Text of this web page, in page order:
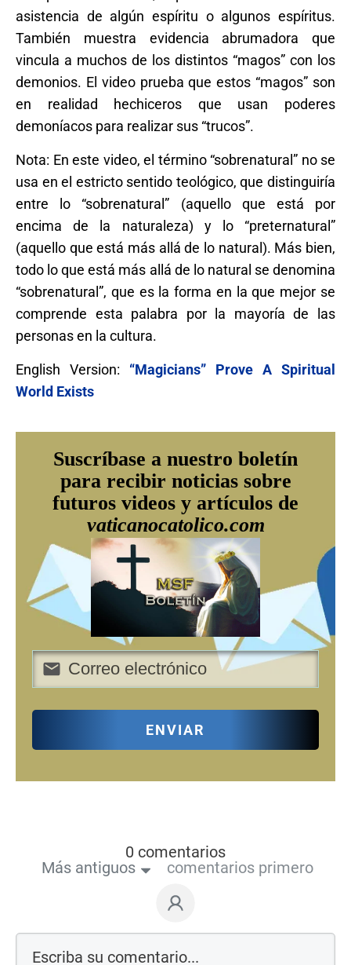
asistencia de algún espíritu o algunos espíritus.
También muestra evidencia abrumadora que
vincula a muchos de los distintos “magos” con los
demonios. El video prueba que estos “magos” son
en realidad hechiceros que usan poderes
demoníacos para realizar sus “trucos”.
Nota: En este video, el término “sobrenatural” no se
usa en el estricto sentido teológico, que distinguiría
entre lo “sobrenatural” (aquello que está por
encima de la naturaleza) y lo “preternatural”
(aquello que está más allá de lo natural). Más bien,
todo lo que está más allá de lo natural se denomina
“sobrenatural”, que es la forma en la que mejor se
comprende esta palabra por la mayoría de las
personas en la cultura.
English Version: “Magicians” Prove A Spiritual
World Exists
Suscríbase a nuestro boletín
para recibir noticias sobre
futuros videos y artículos de
vaticanocatolico.com
ENVIAR
0 comentarios
Más antiguos
comentarios primero